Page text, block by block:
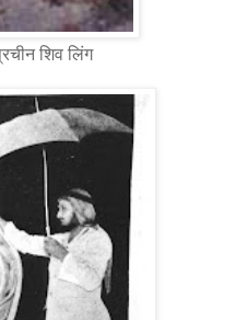
शिव लिंग